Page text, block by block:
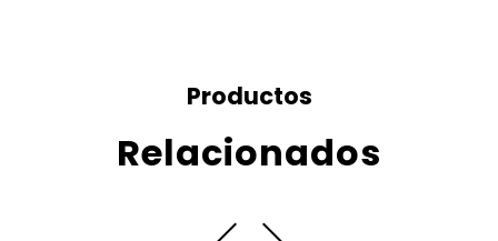
Productos
Relacionados